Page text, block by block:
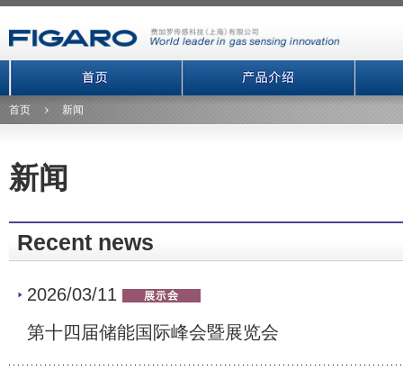
首页 新闻
新闻
Recent news
2026/03/11
第十四届储能国际峰会暨展览会